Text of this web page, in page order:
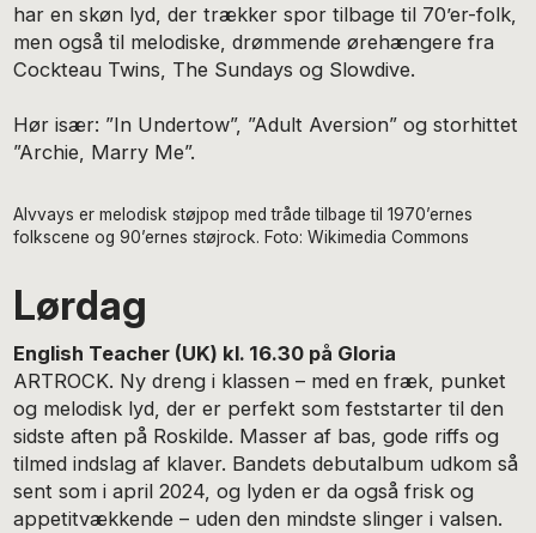
har en skøn lyd, der trækker spor tilbage til 70’er-folk,
men også til melodiske, drømmende ørehængere fra
Cockteau Twins, The Sundays og Slowdive.
Hør især: ”In Undertow”, ”Adult Aversion” og storhittet
”Archie, Marry Me”.
Alvvays er melodisk støjpop med tråde tilbage til 1970’ernes
folkscene og 90’ernes støjrock. Foto: Wikimedia Commons
Lørdag
English Teacher (UK) kl. 16.30 på Gloria
ARTROCK. Ny dreng i klassen – med en fræk, punket
og melodisk lyd, der er perfekt som feststarter til den
sidste aften på Roskilde. Masser af bas, gode riffs og
tilmed indslag af klaver. Bandets debutalbum udkom så
sent som i april 2024, og lyden er da også frisk og
appetitvækkende – uden den mindste slinger i valsen.